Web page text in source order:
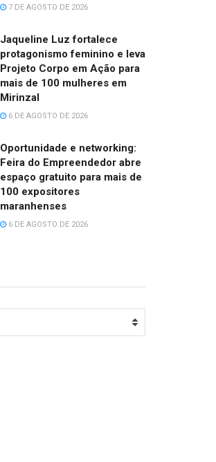
7 DE AGOSTO DE 2026
Jaqueline Luz fortalece
protagonismo feminino e leva
Projeto Corpo em Ação para
mais de 100 mulheres em
Mirinzal
6 DE AGOSTO DE 2026
Oportunidade e networking:
Feira do Empreendedor abre
espaço gratuito para mais de
100 expositores
maranhenses
6 DE AGOSTO DE 2026